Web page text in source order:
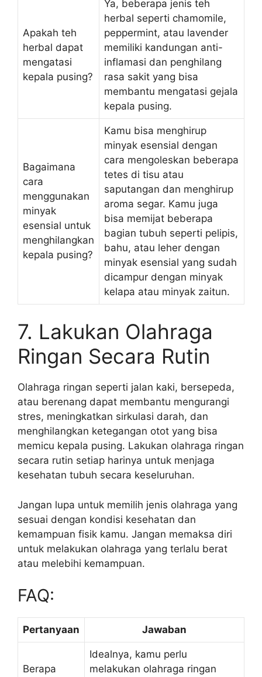
Apakah teh
herbal dapat
mengatasi
kepala pusing?
Ya, beberapa jenis teh
herbal seperti chamomile,
peppermint, atau lavender
memiliki kandungan anti-
inflamasi dan penghilang
rasa sakit yang bisa
membantu mengatasi gejala
kepala pusing.
Bagaimana
cara
menggunakan
minyak
esensial untuk
menghilangkan
kepala pusing?
Kamu bisa menghirup
minyak esensial dengan
cara mengoleskan beberapa
tetes di tisu atau
saputangan dan menghirup
aroma segar. Kamu juga
bisa memijat beberapa
bagian tubuh seperti pelipis,
bahu, atau leher dengan
minyak esensial yang sudah
dicampur dengan minyak
kelapa atau minyak zaitun.
7. Lakukan Olahraga
Ringan Secara Rutin
Olahraga ringan seperti jalan kaki, bersepeda,
atau berenang dapat membantu mengurangi
stres, meningkatkan sirkulasi darah, dan
menghilangkan ketegangan otot yang bisa
memicu kepala pusing. Lakukan olahraga ringan
secara rutin setiap harinya untuk menjaga
kesehatan tubuh secara keseluruhan.
Jangan lupa untuk memilih jenis olahraga yang
sesuai dengan kondisi kesehatan dan
kemampuan fisik kamu. Jangan memaksa diri
untuk melakukan olahraga yang terlalu berat
atau melebihi kemampuan.
FAQ:
Pertanyaan Jawaban
Berapa
Idealnya, kamu perlu
melakukan olahraga ringan